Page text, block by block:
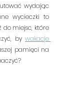
wydając
wycieczki to
do miejsc, które
by wakacje
pamięci na